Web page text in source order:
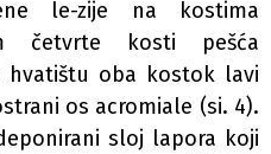
le-zije na kostima
četvrte kosti pešća
hvatištu oba kostok lavi
os acromiale (si. 4).
sloj lapora koji